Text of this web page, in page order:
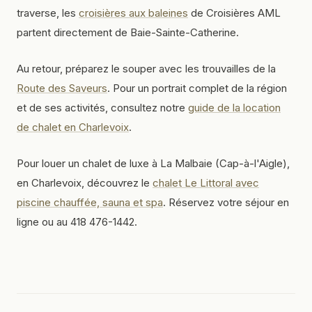
traverse, les croisières aux baleines de Croisières AML
partent directement de Baie-Sainte-Catherine.
Au retour, préparez le souper avec les trouvailles de la
Route des Saveurs. Pour un portrait complet de la région
et de ses activités, consultez notre guide de la location
de chalet en Charlevoix.
Pour louer un chalet de luxe à La Malbaie (Cap-à-l'Aigle),
en Charlevoix, découvrez le chalet Le Littoral avec
piscine chauffée, sauna et spa. Réservez votre séjour en
ligne ou au 418 476-1442.